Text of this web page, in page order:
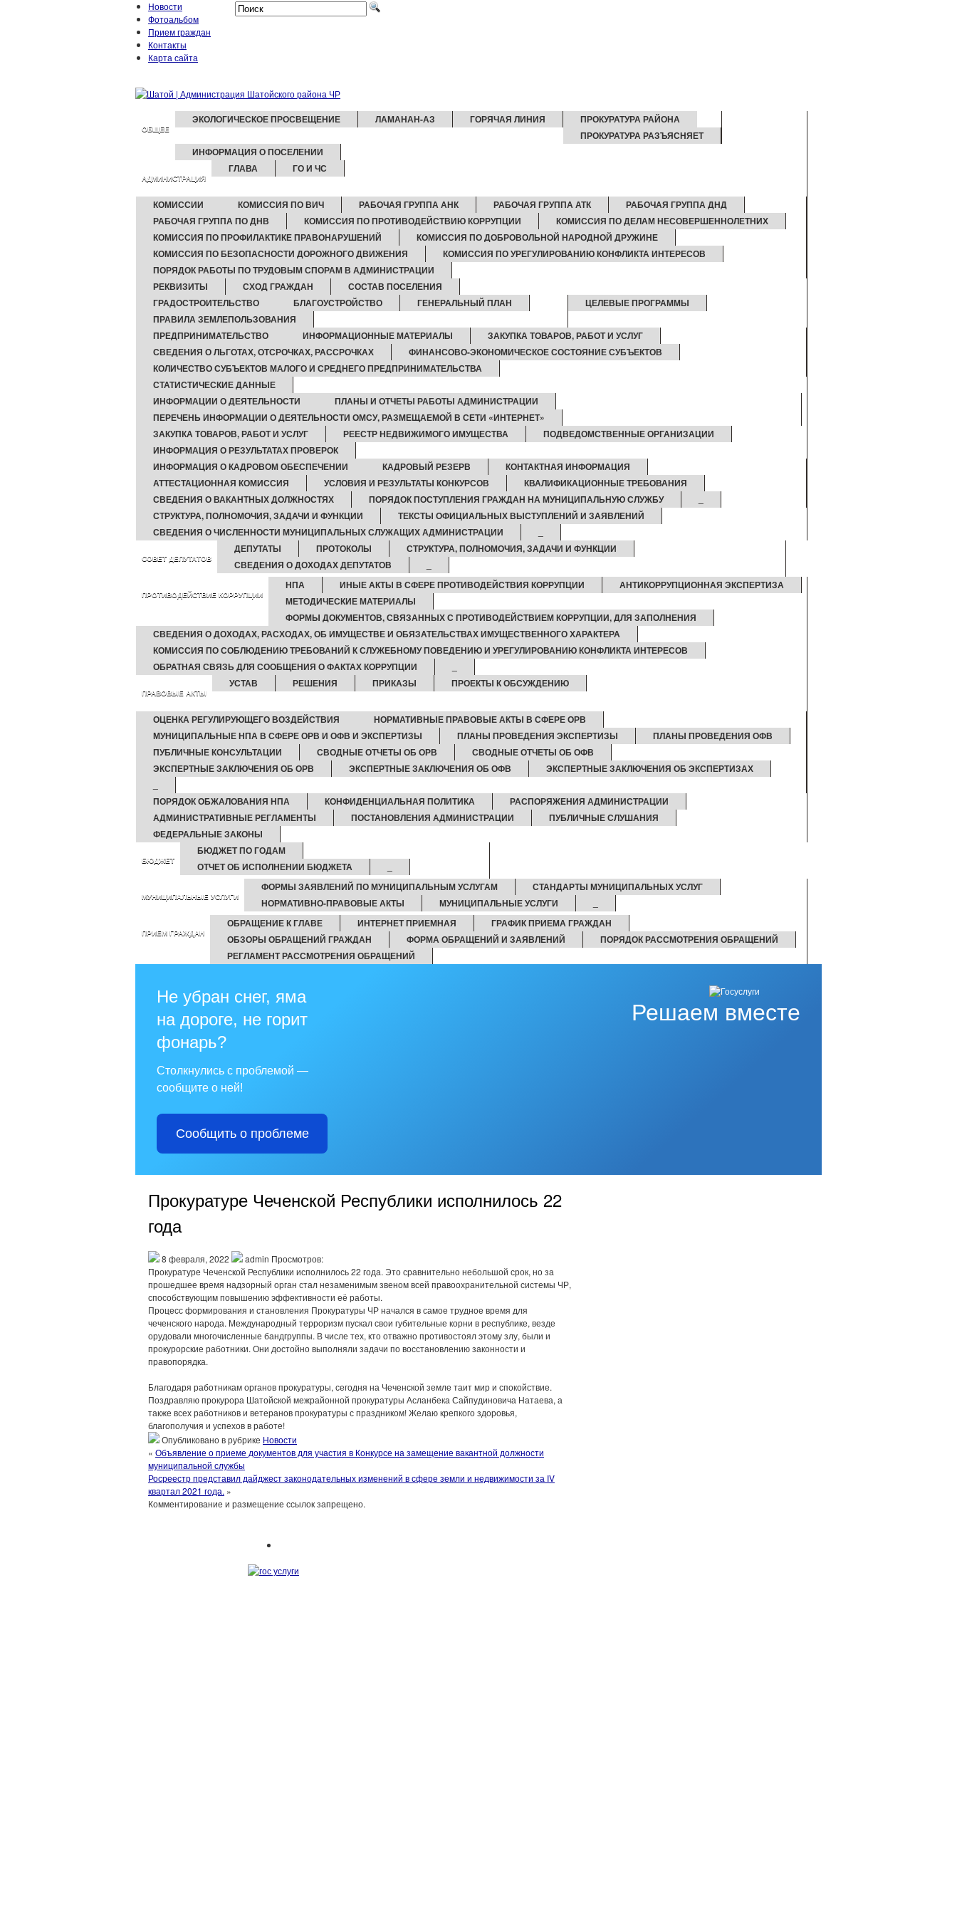
Новости
Фотоальбом
Прием граждан
Контакты
Карта сайта
ОБЩЕЕ
ЭКОЛОГИЧЕСКОЕ ПРОСВЕЩЕНИЕ ЛАМАНАН-АЗ ГОРЯЧАЯ ЛИНИЯ
ПРОКУРАТУРА РАЙОНА
ПРОКУРАТУРА РАЗЪЯСНЯЕТ
ИНФОРМАЦИЯ О ПОСЕЛЕНИИ
АДМИНИСТРАЦИЯ
ГЛАВА ГО И ЧС
КОМИССИИ КОМИССИЯ ПО ВИЧ РАБОЧАЯ ГРУППА АНК РАБОЧАЯ ГРУППА АТК
РАБОЧАЯ ГРУППА ДНД
РАБОЧАЯ ГРУППА ПО ДНВ
КОМИССИЯ ПО ПРОТИВОДЕЙСТВИЮ КОРРУПЦИИ
КОМИССИЯ ПО ДЕЛАМ НЕСОВЕРШЕННОЛЕТНИХ
КОМИССИЯ ПО ПРОФИЛАКТИКЕ ПРАВОНАРУШЕНИЙ
КОМИССИЯ ПО ДОБРОВОЛЬНОЙ НАРОДНОЙ ДРУЖИНЕ
КОМИССИЯ ПО БЕЗОПАСНОСТИ ДОРОЖНОГО ДВИЖЕНИЯ
КОМИССИЯ ПО УРЕГУЛИРОВАНИЮ КОНФЛИКТА ИНТЕРЕСОВ
ПОРЯДОК РАБОТЫ ПО ТРУДОВЫМ СПОРАМ В АДМИНИСТРАЦИИ
РЕКВИЗИТЫ
СХОД ГРАЖДАН
СОСТАВ ПОСЕЛЕНИЯ
ГРАДОСТРОИТЕЛЬСТВО
БЛАГОУСТРОЙСТВО
ГЕНЕРАЛЬНЫЙ ПЛАН
ПРАВИЛА ЗЕМЛЕПОЛЬЗОВАНИЯ
ЦЕЛЕВЫЕ ПРОГРАММЫ
ПРЕДПРИНИМАТЕЛЬСТВО ИНФОРМАЦИОННЫЕ МАТЕРИАЛЫ
ЗАКУПКА ТОВАРОВ, РАБОТ И УСЛУГ
СВЕДЕНИЯ О ЛЬГОТАХ, ОТСРОЧКАХ, РАССРОЧКАХ
ФИНАНСОВО-ЭКОНОМИЧЕСКОЕ СОСТОЯНИЕ СУБЪЕКТОВ
КОЛИЧЕСТВО СУБЪЕКТОВ МАЛОГО И СРЕДНЕГО ПРЕДПРИНИМАТЕЛЬСТВА
СТАТИСТИЧЕСКИЕ ДАННЫЕ
ИНФОРМАЦИИ О ДЕЯТЕЛЬНОСТИ
ПЛАНЫ И ОТЧЕТЫ РАБОТЫ АДМИНИСТРАЦИИ
ПЕРЕЧЕНЬ ИНФОРМАЦИИ О ДЕЯТЕЛЬНОСТИ ОМСУ, РАЗМЕЩАЕМОЙ В СЕТИ «ИНТЕРНЕТ»
ЗАКУПКА ТОВАРОВ, РАБОТ И УСЛУГ
РЕЕСТР НЕДВИЖИМОГО ИМУЩЕСТВА
ПОДВЕДОМСТВЕННЫЕ ОРГАНИЗАЦИИ
ИНФОРМАЦИЯ О РЕЗУЛЬТАТАХ ПРОВЕРОК
ИНФОРМАЦИЯ О КАДРОВОМ ОБЕСПЕЧЕНИИ
КАДРОВЫЙ РЕЗЕРВ
КОНТАКТНАЯ ИНФОРМАЦИЯ
АТТЕСТАЦИОННАЯ КОМИССИЯ
УСЛОВИЯ И РЕЗУЛЬТАТЫ КОНКУРСОВ
КВАЛИФИКАЦИОННЫЕ ТРЕБОВАНИЯ
СВЕДЕНИЯ О ВАКАНТНЫХ ДОЛЖНОСТЯХ
ПОРЯДОК ПОСТУПЛЕНИЯ ГРАЖДАН НА МУНИЦИПАЛЬНУЮ СЛУЖБУ
СТРУКТУРА, ПОЛНОМОЧИЯ, ЗАДАЧИ И ФУНКЦИИ
ТЕКСТЫ ОФИЦИАЛЬНЫХ ВЫСТУПЛЕНИЙ И ЗАЯВЛЕНИЙ
СВЕДЕНИЯ О ЧИСЛЕННОСТИ МУНИЦИПАЛЬНЫХ СЛУЖАЩИХ АДМИНИСТРАЦИИ
СОВЕТ ДЕПУТАТОВ
ДЕПУТАТЫ ПРОТОКОЛЫ
СТРУКТУРА, ПОЛНОМОЧИЯ, ЗАДАЧИ И ФУНКЦИИ
СВЕДЕНИЯ О ДОХОДАХ ДЕПУТАТОВ
ПРОТИВОДЕЙСТВИЕ КОРРУПЦИИ
НПА ИНЫЕ АКТЫ В СФЕРЕ ПРОТИВОДЕЙСТВИЯ КОРРУПЦИИ
АНТИКОРРУПЦИОННАЯ ЭКСПЕРТИЗА
МЕТОДИЧЕСКИЕ МАТЕРИАЛЫ
ФОРМЫ ДОКУМЕНТОВ, СВЯЗАННЫХ С ПРОТИВОДЕЙСТВИЕМ КОРРУПЦИИ, ДЛЯ ЗАПОЛНЕНИЯ
СВЕДЕНИЯ О ДОХОДАХ, РАСХОДАХ, ОБ ИМУЩЕСТВЕ И ОБЯЗАТЕЛЬСТВАХ ИМУЩЕСТВЕННОГО ХАРАКТЕРА
КОМИССИЯ ПО СОБЛЮДЕНИЮ ТРЕБОВАНИЙ К СЛУЖЕБНОМУ ПОВЕДЕНИЮ И УРЕГУЛИРОВАНИЮ КОНФЛИКТА ИНТЕРЕСОВ
ОБРАТНАЯ СВЯЗЬ ДЛЯ СООБЩЕНИЯ О ФАКТАХ КОРРУПЦИИ
ПРАВОВЫЕ АКТЫ
УСТАВ РЕШЕНИЯ ПРИКАЗЫ ПРОЕКТЫ К ОБСУЖДЕНИЮ
ОЦЕНКА РЕГУЛИРУЮЩЕГО ВОЗДЕЙСТВИЯ
НОРМАТИВНЫЕ ПРАВОВЫЕ АКТЫ В СФЕРЕ ОРВ
МУНИЦИПАЛЬНЫЕ НПА В СФЕРЕ ОРВ И ОФВ И ЭКСПЕРТИЗЫ
ПЛАНЫ ПРОВЕДЕНИЯ ЭКСПЕРТИЗЫ
ПЛАНЫ ПРОВЕДЕНИЯ ОФВ
ПУБЛИЧНЫЕ КОНСУЛЬТАЦИИ
СВОДНЫЕ ОТЧЕТЫ ОБ ОРВ
СВОДНЫЕ ОТЧЕТЫ ОБ ОФВ
ЭКСПЕРТНЫЕ ЗАКЛЮЧЕНИЯ ОБ ОРВ
ЭКСПЕРТНЫЕ ЗАКЛЮЧЕНИЯ ОБ ОФВ
ЭКСПЕРТНЫЕ ЗАКЛЮЧЕНИЯ ОБ ЭКСПЕРТИЗАХ
ПОРЯДОК ОБЖАЛОВАНИЯ НПА
КОНФИДЕНЦИАЛЬНАЯ ПОЛИТИКА
РАСПОРЯЖЕНИЯ АДМИНИСТРАЦИИ
АДМИНИСТРАТИВНЫЕ РЕГЛАМЕНТЫ
ПОСТАНОВЛЕНИЯ АДМИНИСТРАЦИИ
ПУБЛИЧНЫЕ СЛУШАНИЯ
ФЕДЕРАЛЬНЫЕ ЗАКОНЫ
БЮДЖЕТ
БЮДЖЕТ ПО ГОДАМ
ОТЧЕТ ОБ ИСПОЛНЕНИИ БЮДЖЕТА
МУНИЦИПАЛЬНЫЕ УСЛУГИ
ФОРМЫ ЗАЯВЛЕНИЙ ПО МУНИЦИПАЛЬНЫМ УСЛУГАМ
СТАНДАРТЫ МУНИЦИПАЛЬНЫХ УСЛУГ
НОРМАТИВНО-ПРАВОВЫЕ АКТЫ
МУНИЦИПАЛЬНЫЕ УСЛУГИ
ПРИЕМ ГРАЖДАН
ОБРАЩЕНИЕ К ГЛАВЕ ИНТЕРНЕТ ПРИЕМНАЯ
ГРАФИК ПРИЕМА ГРАЖДАН
ОБЗОРЫ ОБРАЩЕНИЙ ГРАЖДАН
ФОРМА ОБРАЩЕНИЙ И ЗАЯВЛЕНИЙ
ПОРЯДОК РАССМОТРЕНИЯ ОБРАЩЕНИЙ
РЕГЛАМЕНТ РАССМОТРЕНИЯ ОБРАЩЕНИЙ
Решаем вместе
Не убран снег, яма
на дороге, не горит
фонарь?
Столкнулись с проблемой —
сообщите о ней!
Сообщить о проблеме
Прокуратуре Чеченской Республики исполнилось 22
года
8 февраля, 2022
admin Просмотров:
Прокуратуре Чеченской Республики исполнилось 22 года. Это сравнительно небольшой срок, но за
прошедшее время надзорный орган стал незаменимым звеном всей правоохранительной системы ЧР,
способствующим повышению эффективности её работы.
Процесс формирования и становления Прокуратуры ЧР начался в самое трудное время для
чеченского народа. Международный терроризм пускал свои губительные корни в республике, везде
орудовали многочисленные бандгруппы. В числе тех, кто отважно противостоял этому злу, были и
прокурорские работники. Они достойно выполняли задачи по восстановлению законности и
правопорядка.
Благодаря работникам органов прокуратуры, сегодня на Чеченской земле таит мир и спокойствие.
Поздравляю прокурора Шатойской межрайонной прокуратуры Асланбека Сайпудиновича Натаева, а
также всех работников и ветеранов прокуратуры с праздником! Желаю крепкого здоровья,
благополучия и успехов в работе!
Опубликовано в рубрике Новости
« Объявление о приеме документов для участия в Конкурсе на замещение вакантной должности
муниципальной службы
Росреестр представил дайджест законодательных изменений в сфере земли и недвижимости за IV
квартал 2021 года. »
Комментирование и размещение ссылок запрещено.